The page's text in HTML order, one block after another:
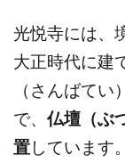
光悦寺には、
大正時代に建
（さんばて
で、仏壇（ぶ
置 しています。